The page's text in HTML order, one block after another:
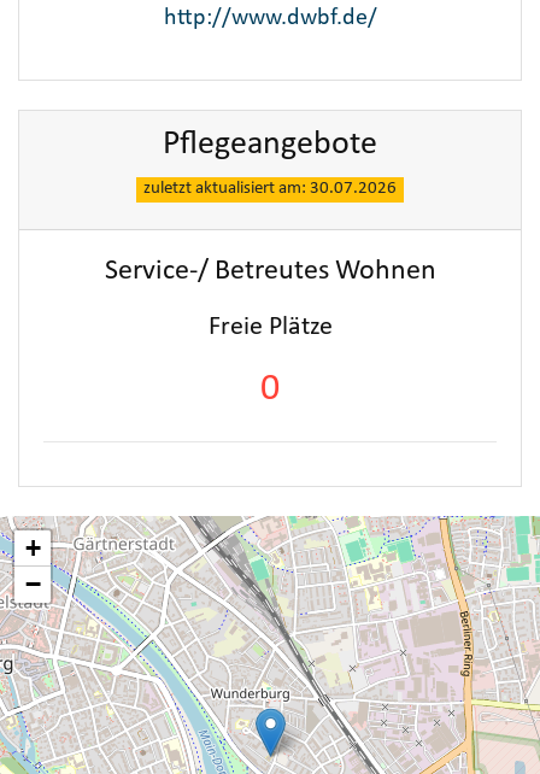
http://www.dwbf.de/
Pflegeangebote
zuletzt aktualisiert am: 30.07.2026
Service-/ Betreutes Wohnen
Freie Plätze
0
+
−